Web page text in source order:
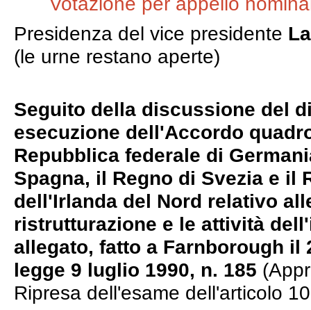
Presidenza del vice presidente
(le urne restano aperte)
Seguito della discussione del
esecuzione dell'Accordo
Repubblica federale di
Spagna, il Regno di Svezia e il
dell'Irlanda del Nord relativo
ristrutturazione e le attività
allegato, fatto a Farnborough il
legge 9 luglio 1990, n. 185
Ripresa dell'esame dell'articolo 10